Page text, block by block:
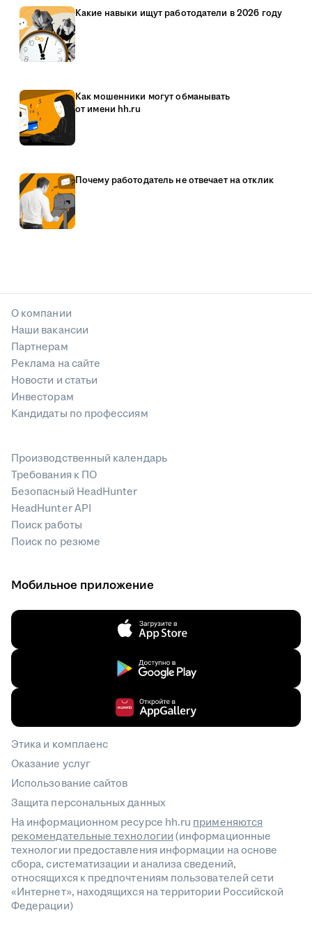
Какие навыки ищут работодатели в 2026 году
Как мошенники могут обманывать
от имени hh.ru
Почему работодатель не отвечает на отклик
О компании
Наши вакансии
Партнерам
Реклама на сайте
Новости и статьи
Инвесторам
Кандидаты по профессиям
Производственный календарь
Требования к ПО
Безопасный HeadHunter
HeadHunter API
Поиск работы
Поиск по резюме
Мобильное приложение
Этика и комплаенс
Оказание услуг
Использование сайтов
Защита персональных данных
На информационном ресурсе hh.ru применяются
рекомендательные технологии(информационные
технологии предоставления информации на основе
сбора, систематизации и анализа сведений,
относящихся к предпочтениям пользователей сети
«Интернет», находящихся на территории Российской
Федерации)